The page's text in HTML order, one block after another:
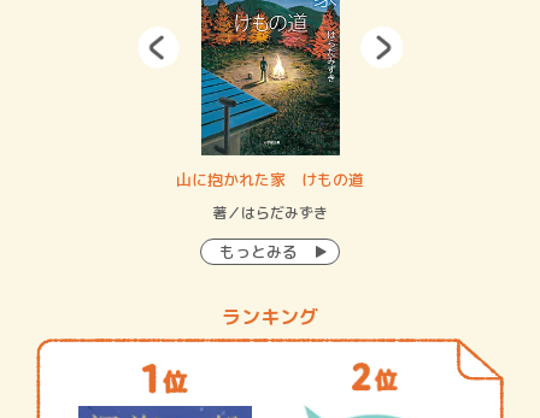
山に抱かれた家 けもの道
著／はらだみずき
もっとみる
ランキング